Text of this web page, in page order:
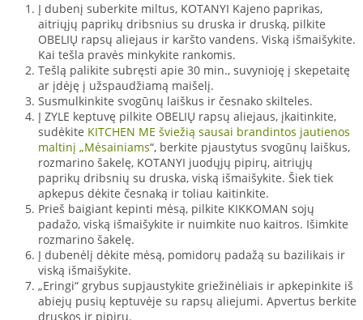
Į dubenį suberkite miltus, KOTANYI Kajeno paprikas,
aitriųjų paprikų dribsnius su druska ir druską, pilkite
OBELIŲ rapsų aliejaus ir karšto vandens. Viską išmaišykite.
Kai tešla pravės minkykite rankomis.
Tešlą palikite subręsti apie 30 min., suvynioję į skepetaitę
ar įdėję į užspaudžiamą maišelį.
Susmulkinkite svogūnų laiškus ir česnako skilteles.
Į ZYLE keptuvę pilkite OBELIŲ rapsų aliejaus, įkaitinkite,
sudėkite KITCHEN ME šviežią sausai brandintos jautienos
maltinį „Mėsainiams“, berkite pjaustytus svogūnų laiškus,
rozmarino šakelę, KOTANYI juodųjų pipirų, aitriųjų
paprikų dribsnių su druska, viską išmaišykite. Šiek tiek
apkepus dėkite česnaką ir toliau kaitinkite.
Prieš baigiant kepinti mėsą, pilkite KIKKOMAN sojų
padažo, viską išmaišykite ir nuimkite nuo kaitros. Išimkite
rozmarino šakelę.
Į dubenėlį dėkite mėsą, pomidorų padažą su bazilikais ir
viską išmaišykite.
„Eringi“ grybus supjaustykite griežinėliais ir apkepinkite iš
abiejų pusių keptuvėje su rapsų aliejumi. Apvertus berkite
druskos ir pipirų.